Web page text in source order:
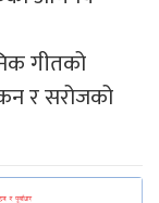
गीतको
र सरोजको